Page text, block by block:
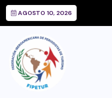
AGOSTO 10, 2026